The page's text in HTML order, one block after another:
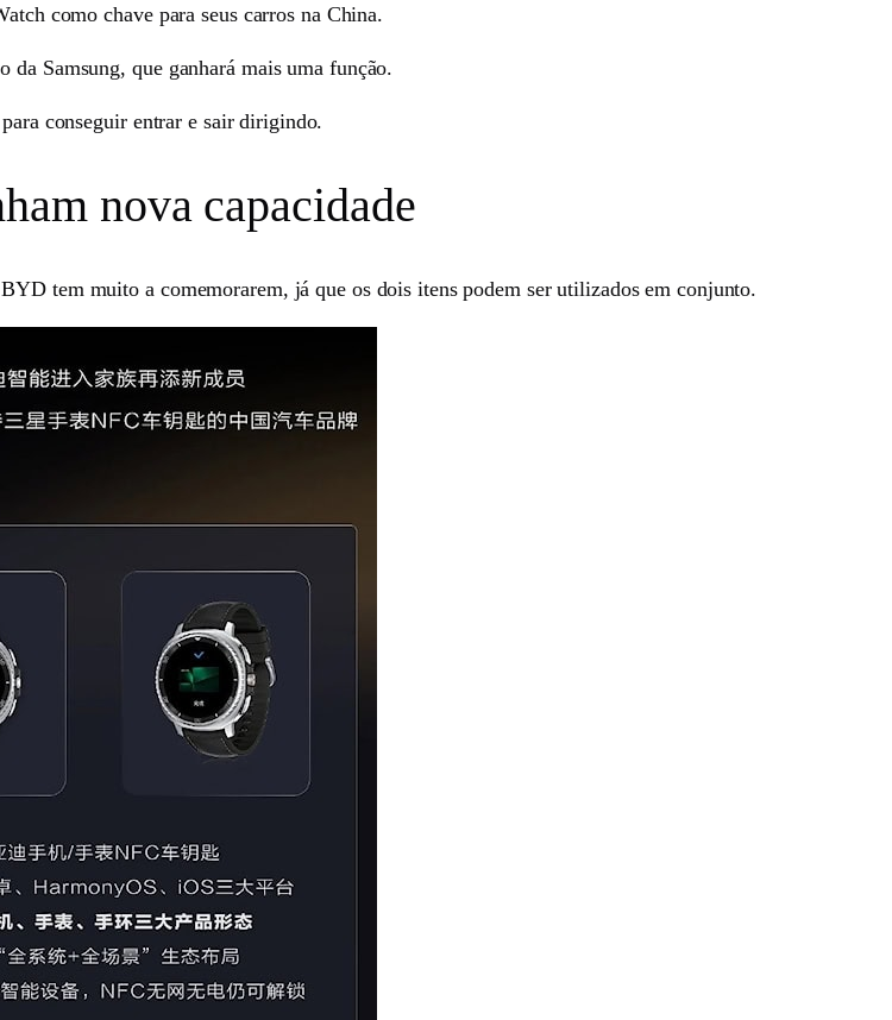
como chave para seus carros na China.
da Samsung, que ganhará mais uma função.
conseguir entrar e sair dirigindo.
nova capacidade
tem muito a comemorarem, já que os dois itens podem ser utilizados em conjunto.